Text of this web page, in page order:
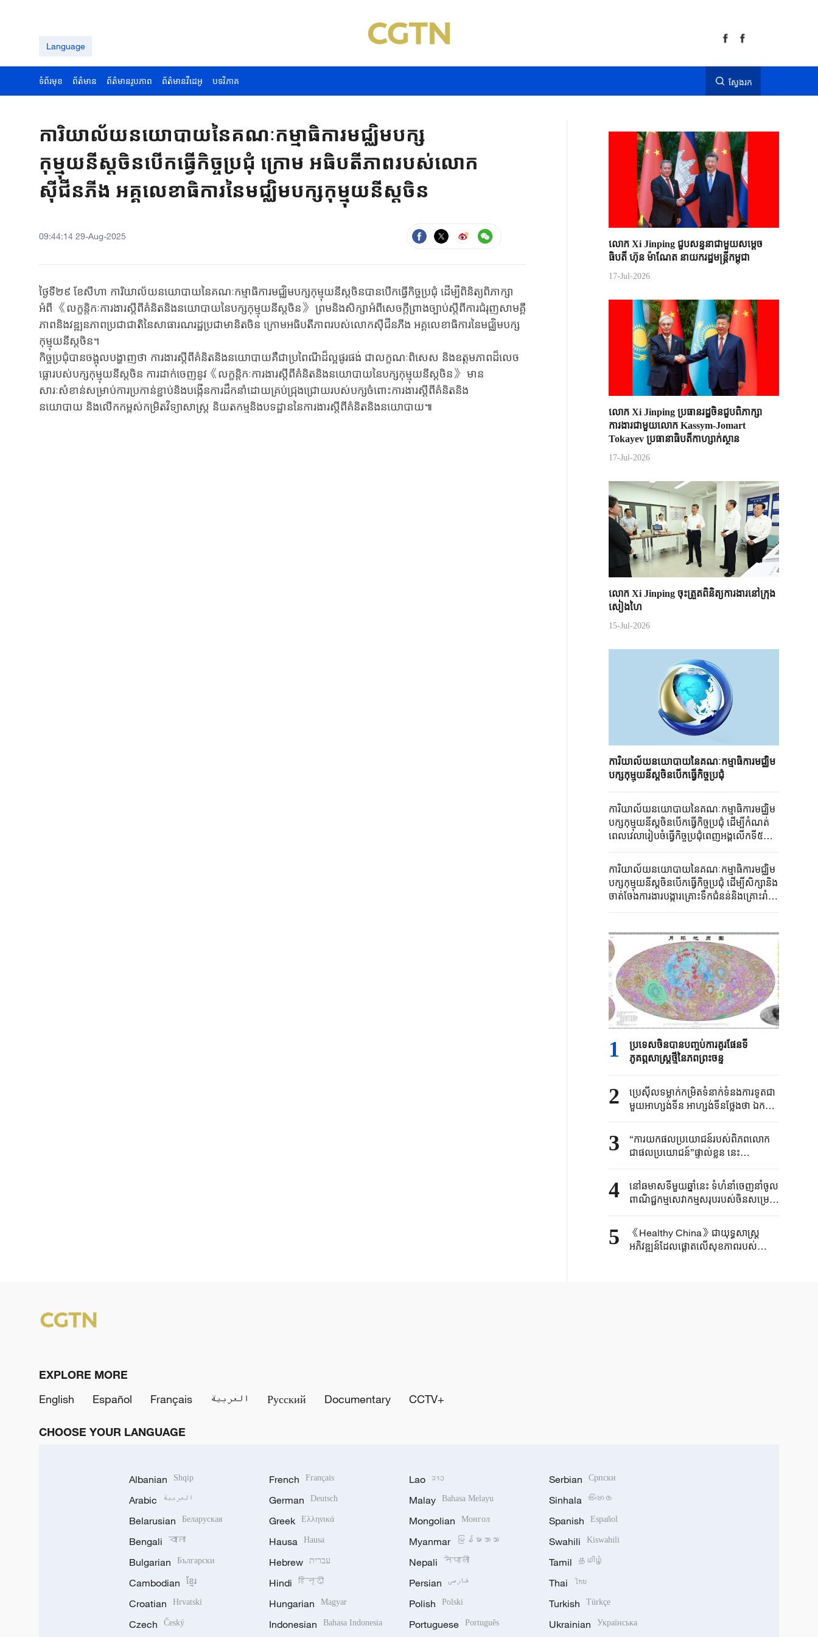
Language
ទំព័រមុខ ព័ត៌មាន ព័ត៌មានរូបភាព ព័ត៌មានវីដេអូ បទវិភាគ ស្វែងរក
ការិយាល័យនយោបាយនៃគណៈកម្មាធិការមជ្ឈិមបក្ស
កុម្មុយនីស្តចិនបើកធ្វើកិច្ចប្រជុំ ក្រោម អធិបតីភាពរបស់លោក
ស៊ីជីនភីង អគ្គលេខាធិការនៃមជ្ឈិមបក្សកុម្មុយនីស្តចិន
09:44:14 29-Aug-2025
ថ្ងៃទី២៩ ខែសីហា ការិយាល័យនយោបាយនៃគណៈកម្មាធិការមជ្ឈិមបក្សកុម្មុយនីស្តចិនបានបើកធ្វើកិច្ចប្រជុំ ដើម្បីពិនិត្យពិភាក្សា
អំពី 《លក្ខន្តិកៈការងារស្តីពីគំនិតនិងនយោបាយនៃបក្សកុម្មុយនីស្តចិន》 ព្រមនិងសិក្សាអំពីសេចក្តីព្រាងច្បាប់ស្តីពីការជំរុញសាមគ្គី
ភាពនិងវឌ្ឍនភាពប្រជាជាតិនៃសាធារណរដ្ឋប្រជាមានិតចិន ក្រោមអធិបតីភាពរបស់លោកស៊ីជីនភីង អគ្គលេខាធិការនៃមជ្ឈិមបក្ស
កុម្មុយនីស្តចិន។
កិច្ចប្រជុំបានចង្អុលបង្ហាញថា ការងារស្តីពីគំនិតនិងនយោបាយគឺជាប្រពៃណីដ៏ល្អផូរផង់ ជាលក្ខណៈពិសេស និងឧត្តមភាពដ៏លេច
ធ្លោរបស់បក្សកុម្មុយនីស្តចិន ការដាក់ចេញនូវ《លក្ខន្តិកៈការងារស្តីពីគំនិតនិងនយោបាយនៃបក្សកុម្មុយនីស្តចិន》 មាន
សារៈសំខាន់សម្រាប់ការប្រកាន់ខ្ជាប់និងបង្កើនការដឹកនាំដោយគ្រប់ជ្រុងជ្រោយរបស់បក្សចំពោះការងារស្តីពីគំនិតនិង
នយោបាយ និងលើកកម្ពស់កម្រិតវិទ្យាសាស្ត្រ និយតកម្មនិងបទដ្ឋាននៃ​​​​ការងារស្តីពីគំនិតនិងនយោបាយ៕
លោក Xi Jinping ជួបសន្ទនាជាមួយសម្តេច
ធិបតី ហ៊ុន ម៉ាណែត នាយករដ្ឋមន្ត្រីកម្ពុជា
17-Jul-2026
លោក Xi Jinping ប្រធានរដ្ឋចិន​ជួបពិភាក្សា​
ការងារជាមួយ​លោក Kassym-Jomart ​
Tokayev ​ប្រធានាធិបតី​កាហ្សាក់ស្ថាន​
17-Jul-2026
លោក Xi Jinping ចុះត្រួតពិនិត្យការងារនៅក្រុង
សៀងហៃ
15-Jul-2026
ការិយាល័យនយោបាយនៃគណៈកម្មាធិការមជ្ឈិម
បក្សកុម្មុយនីស្តចិនបើកធ្វើកិច្ចប្រជុំ
ការិយាល័យនយោបាយនៃគណៈកម្មាធិការមជ្ឈិម
បក្សកុម្មុយនីស្តចិនបើកធ្វើកិច្ចប្រជុំ ដើម្បីកំណត់
ពេលវេលារៀបចំធ្វើកិច្ចប្រជុំពេញអង្គលើកទី៥នៃ
គណៈកម្មាធិការមជ្ឈិមបក្សកុម្មុយនីស្តចិន
អាណត្តិទី២០ ព្រមទាំងវិភាគនិងសិក្សាពីស្ថាន
ការណ៍និងការងារសេដ្ឋកិច្ចនាពេលបច្ចុប្បន្ន
ការិយាល័យនយោបាយនៃគណៈកម្មាធិការមជ្ឈិម
បក្សកុម្មុយនីស្តចិនបើកធ្វើកិច្ចប្រជុំ ដើម្បីសិក្សានិង
ចាត់ចែងការងារបង្ការគ្រោះទឹកជំនន់និងគ្រោះរាំង
ស្ងួតក្រោមអធិបតីភាពលោកXi Jinpingអគ្គ
កុម្មុយនីស្តចិន
1
ប្រទេសចិនបាន​បញ្ចប់ការគូរផែនទី​
ភូគព្ភសាស្ត្រ​ថ្មីនៃភពព្រះចន្ទ​​
2
ប្រេស៊ីល​ទម្លាក់កម្រិត​ទំនាក់ទំនង​ការទូត​ជា
មួយអាហ្សង់ទីន ​អាហ្សង់ទីនថ្លែងថា ​ឯកអគ្គ
រដ្ឋទូត​របស់ខ្លួន​ប្រចាំប្រេស៊ីលនឹង​ "​ធ្វើ
មាតុភូមិនិវត្តន៍​ដើម្បីឈប់​សម្រាក"​
3
“ការយកផលប្រយោជន៍របស់ពិភពលោក
ជាផលប្រយោជន៍”ផ្ទាល់ខ្លួន នេះ
បង្ហាញពីអារម្មរណ៍ការទូត និងទំនួលខុស
ត្រូវរបស់ប្រមុខរដ្ឋចិន
4
នៅឆមាសទីមួយឆ្នាំនេះ ទំហំនាំចេញនាំចូល
ពាណិជ្ជកម្មសេវាកម្មសរុបរបស់ចិនសម្រេច
បានកំណើនល្បឿនបង្គួរ
5
《Healthy China》​ជា​យុទ្ធសាស្ត្រ​
អភិវឌ្ឍន៍​ដែលផ្តោត​លើ​សុខភាព​របស់​
EXPLORE MORE
English
Español Français العربية Русский Documentary CCTV+
CHOOSE YOUR LANGUAGE
Albanian Shqip
Arabic العربية
Belarusian Беларуская
Bengali বাংলা
Bulgarian Български
Cambodian ខ្មែរ
Croatian Hrvatski
Czech Český
French Français
German Deutsch
Greek Ελληνικά
Hausa Hausa
Hebrew עברית
Hindi हिन्दी
Hungarian Magyar
Indonesian Bahasa Indonesia
Lao ລາວ
Malay Bahasa Melayu
Mongolian Монгол
Myanmar မြန်မာဘာသာ
Nepali नेपाली
Persian فارسی
Polish Polski
Portuguese Português
Serbian Српски
Sinhala සිංහල
Spanish Español
Swahili Kiswahili
Tamil தமிழ்
Thai ไทย
Turkish Türkçe
Ukrainian Українська